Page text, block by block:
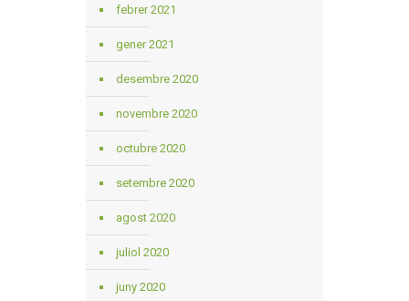
febrer 2021
gener 2021
desembre 2020
novembre 2020
octubre 2020
setembre 2020
agost 2020
juliol 2020
juny 2020